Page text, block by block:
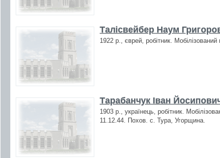
Талісвейбер Наум
1922 р., єврей, робітник.
Тарабанчук Іван
1903 р., українець, робітник.
11.12.44. Похов. с. Тура, Угорщина.